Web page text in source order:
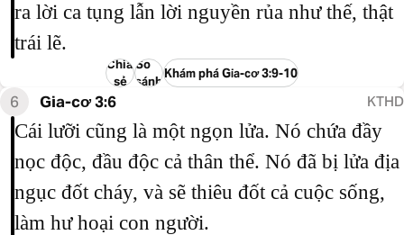
ra lời ca tụng lẫn lời nguyền rủa như thế, thật
trái lẽ.
Chia
sẻ
So
sánh
Khám phá Gia-cơ 3:9-10
6 Gia-cơ 3:6 KTHD
Cái lưỡi cũng là một ngọn lửa. Nó chứa đầy
nọc độc, đầu độc cả thân thể. Nó đã bị lửa địa
ngục đốt cháy, và sẽ thiêu đốt cả cuộc sống,
làm hư hoại con người.